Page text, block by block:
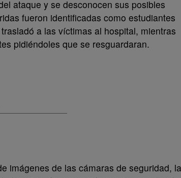
ataque y se desconocen sus posibles
fueron identificadas como estudiantes
a las víctimas al hospital, mientras
pidiéndoles que se resguardaran.
imágenes de las cámaras de seguridad, la